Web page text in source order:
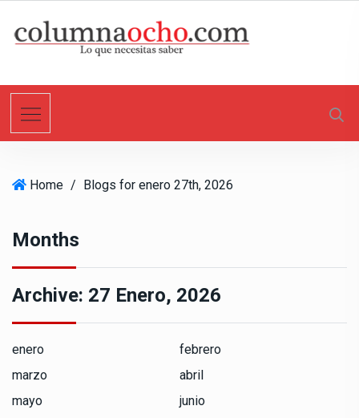
t
Home / Blogs for enero 27th, 2026
Months
Archive: 27 Enero, 2026
enero
febrero
marzo
abril
mayo
junio